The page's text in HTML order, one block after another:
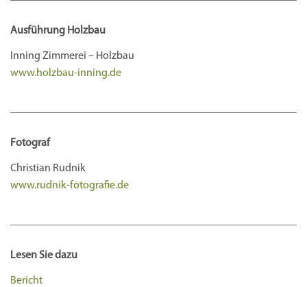
Ausführung Holzbau
Inning Zimmerei – Holzbau
www.holzbau-inning.de
Fotograf
Christian Rudnik
www.rudnik-fotografie.de
Lesen Sie dazu
Bericht